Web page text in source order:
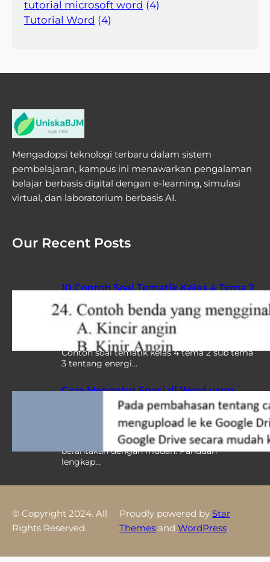
tutorial microsoft word (4)
Tutorial Word (4)
Mengadopsi teknologi terbaru dalam sistem
pembelajaran, kampus ini menawarkan pengalaman
belajar berbasis digital dengan e-learning, simulasi
virtual, dan laboratorium berbasis AI.
Our Recent Posts
10 Contoh Soal Tematik Kelas 4 Tema 2
Sub Tema 3 yang Sering Muncul di
Ujian, Wajib Kamu Pelajari Sebelum
Terlambat
Contoh soal tematik kelas 4 tema 2 sub tema
3 tentang energi…
Cara Mengatur Spasi di Word yang
Berantakan, 7 Strategi Ini Ternyata
Bikin Dokumen Rapi Instan
Pelajari cara mengatur spasi di word yang
berantakan dengan mudah. Panduan
lengkap…
© Copyright 2024. All
Rights Reserved.
Proudly powered by Star
Themes andWordPress.